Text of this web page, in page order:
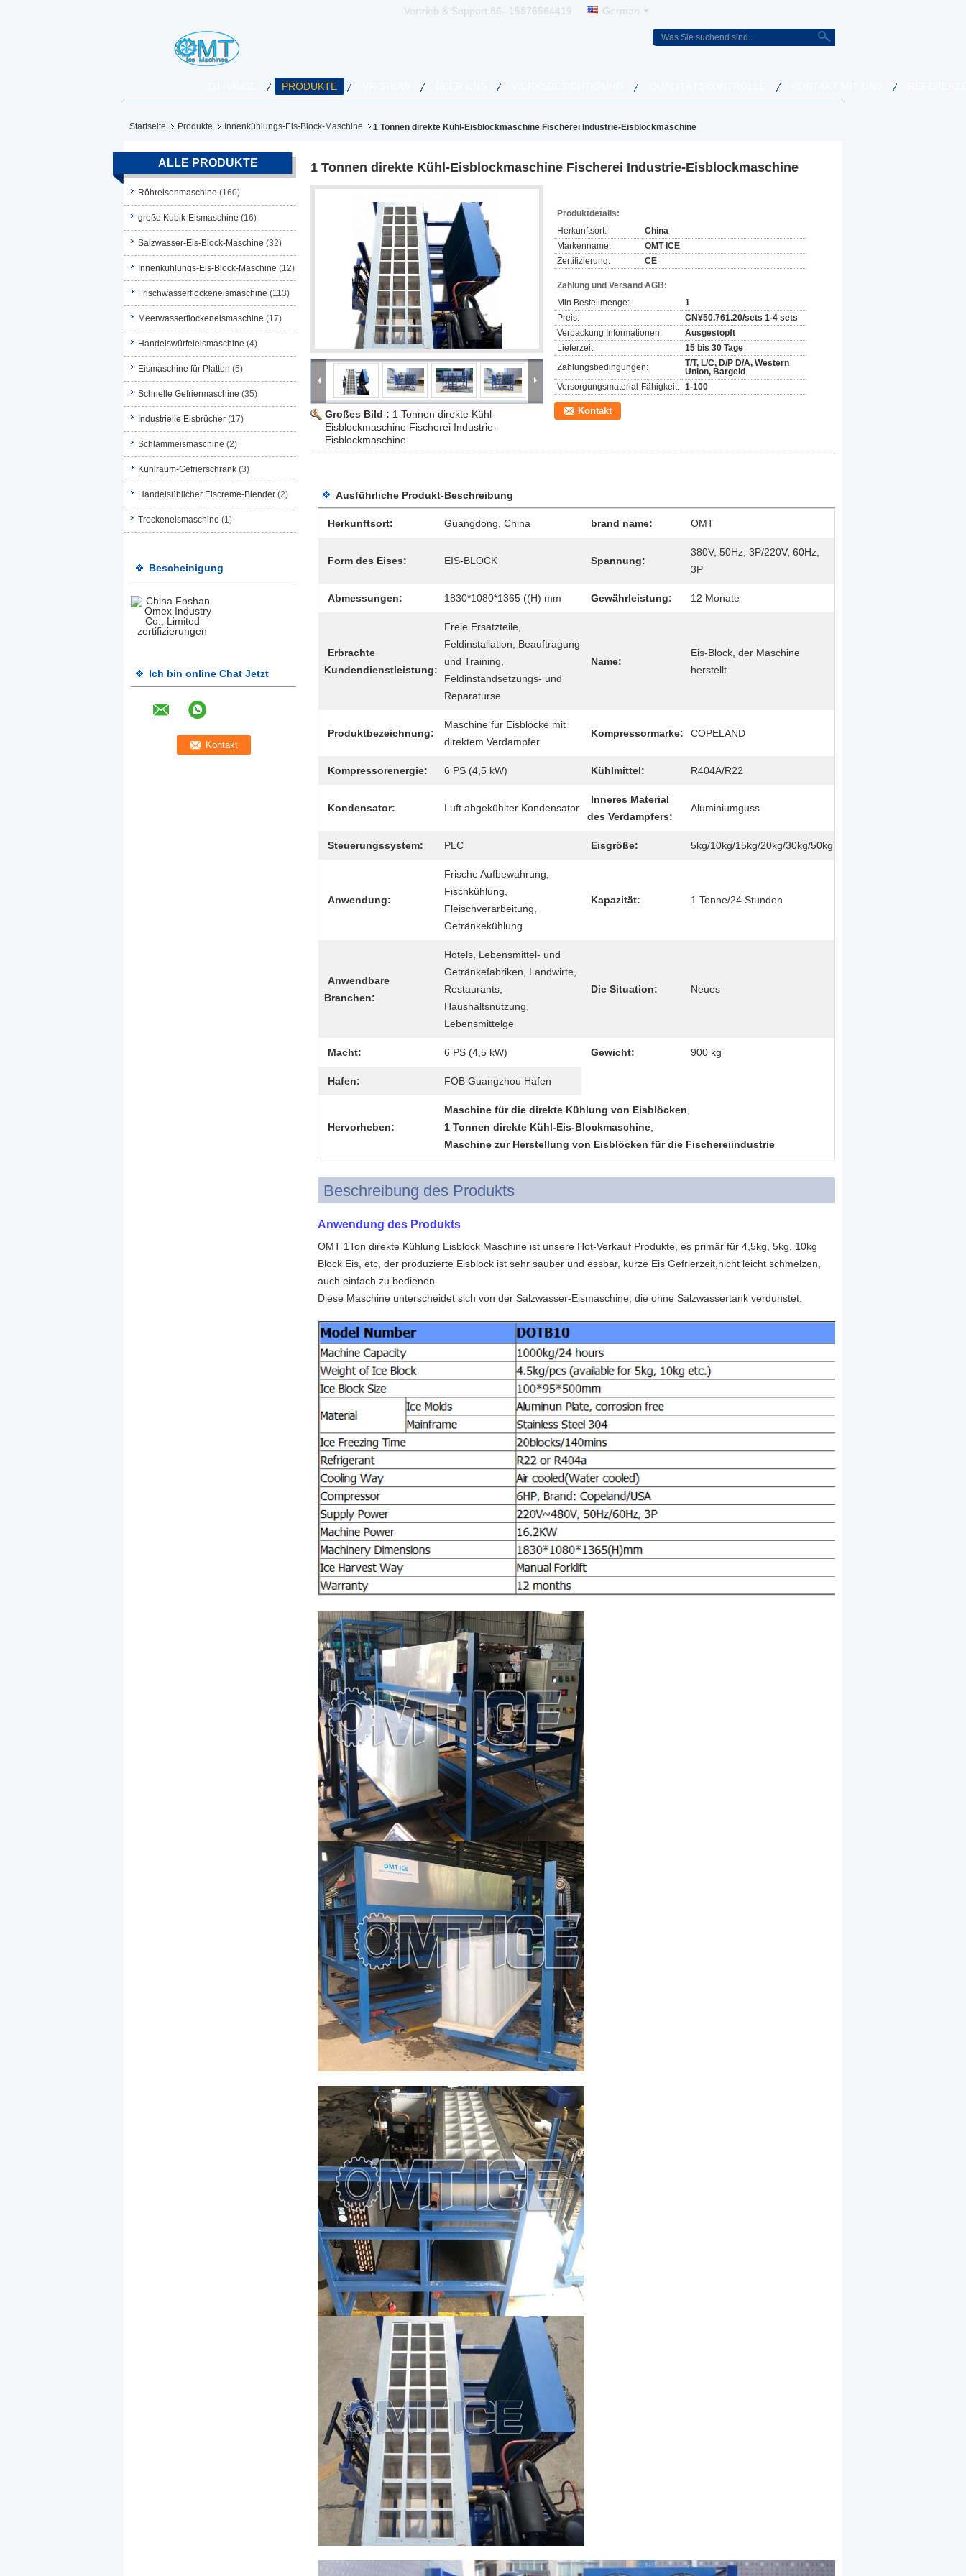
Vertrieb & Support: 86--15876564419 German
PRODUKTE
Startseite Produkte Innenkühlungs-Eis-Block-Maschine 1 Tonnen direkte Kühl-Eisblockmaschine Fischerei Industrie-Eisblockmaschine
ALLE PRODUKTE
Röhreisenmaschine (160)
große Kubik-Eismaschine (16)
Salzwasser-Eis-Block-Maschine (32)
Innenkühlungs-Eis-Block-Maschine (12)
Frischwasserflockeneismaschine (113)
Meerwasserflockeneismaschine (17)
Handelswürfeleismaschine (4)
Eismaschine für Platten (5)
Schnelle Gefriermaschine (35)
Industrielle Eisbrücher (17)
Schlammeismaschine (2)
Kühlraum-Gefrierschrank (3)
Handelsüblicher Eiscreme-Blender (2)
Trockeneismaschine (1)
Bescheinigung
Ich bin online Chat Jetzt
1 Tonnen direkte Kühl-Eisblockmaschine Fischerei Industrie-Eisblockmaschine
Großes Bild : 1 Tonnen direkte Kühl-
Eisblockmaschine Fischerei Industrie-
Eisblockmaschine
Produktdetails:
Herkunftsort:
China
Markenname:
OMT ICE
Zertifizierung:
CE
Zahlung und Versand AGB:
Min Bestellmenge:
1
Preis:
CN¥50,761.20/sets 1-4 sets
Verpackung Informationen:
Ausgestopft
Lieferzeit:
15 bis 30 Tage
Zahlungsbedingungen:
T/T, L/C, D/P D/A, Western
Union, Bargeld
Versorgungsmaterial-Fähigkeit: 1-100
Kontakt
Ausführliche Produkt-Beschreibung
Herkunftsort: Guangdong, China brand name: OMT
Form des Eises: EIS-BLOCK Spannung:
380V, 50Hz, 3P/220V, 60Hz,
3P
Abmessungen: 1830*1080*1365 ((H) mm Gewährleistung: 12 Monate
Erbrachte
Kundendienstleistung:
Freie Ersatzteile,
Feldinstallation, Beauftragung
und Training,
Feldinstandsetzungs- und
Reparaturse
Name:
Eis-Block, der Maschine
herstellt
Produktbezeichnung:
Maschine für Eisblöcke mit
direktem Verdampfer
Kompressormarke: COPELAND
Kompressorenergie: 6 PS (4,5 kW) Kühlmittel: R404A/R22
Kondensator: Luft abgekühlter Kondensator
Inneres Material
des Verdampfers:
Aluminiumguss
Steuerungssystem: PLC Eisgröße: 5kg/10kg/15kg/20kg/30kg/50kg
Anwendung:
Frische Aufbewahrung,
Fischkühlung,
Fleischverarbeitung,
Getränkekühlung
Kapazität: 1 Tonne/24 Stunden
Anwendbare
Branchen:
Hotels, Lebensmittel- und
Getränkefabriken, Landwirte,
Restaurants,
Haushaltsnutzung,
Lebensmittelge
Die Situation: Neues
Macht: 6 PS (4,5 kW) Gewicht: 900 kg
Hafen: FOB Guangzhou Hafen
Hervorheben:
Maschine für die direkte Kühlung von Eisblöcken
1 Tonnen direkte Kühl-Eis-Blockmaschine
Maschine zur Herstellung von Eisblöcken für die Fischereiindustrie
Beschreibung des Produkts
Anwendung des Produkts
OMT 1Ton direkte Kühlung Eisblock Maschine ist unsere Hot-Verkauf Produkte, es primär für 4,5kg, 5kg, 10kg
Block Eis, etc, der produzierte Eisblock ist sehr sauber und essbar, kurze Eis Gefrierzeit,nicht leicht schmelzen,
auch einfach zu bedienen.
Diese Maschine unterscheidet sich von der Salzwasser-Eismaschine, die ohne Salzwassertank verdunstet.